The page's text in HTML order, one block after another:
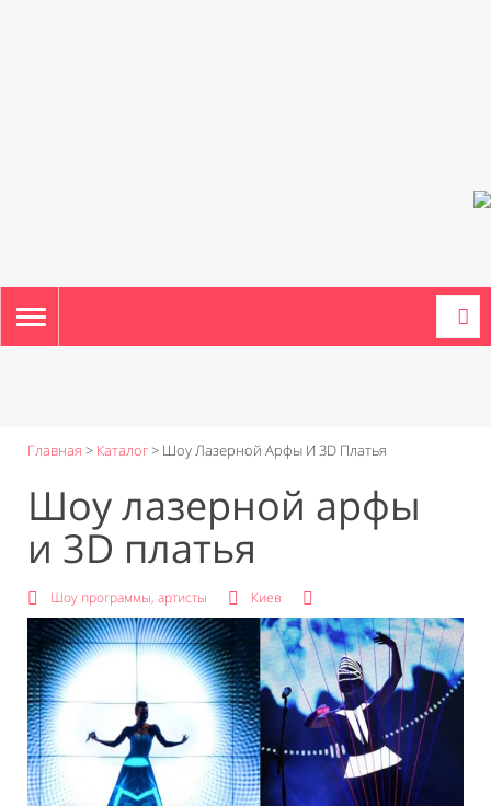
TOGGLE
NAVIGATION
Главная > Каталог> Шоу Лазерной Арфы И 3D Платья
Шоу лазерной арфы
и 3D платья
Шоу программы, артисты Киев